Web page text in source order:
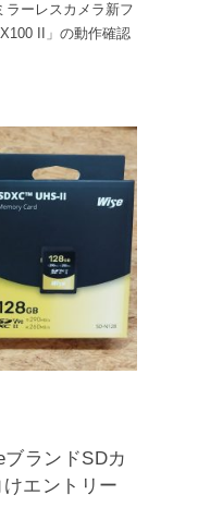
ラーレスカメラ新フ
II」の動作確認
ランドSDカ
エントリー